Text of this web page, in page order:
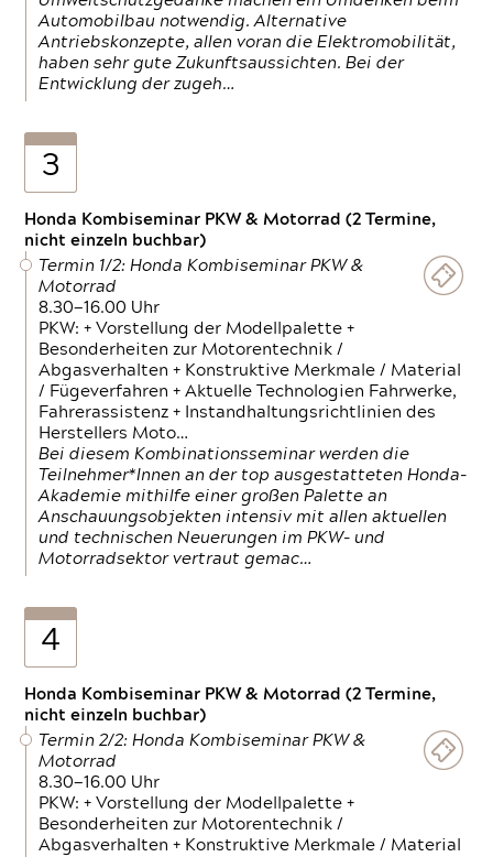
Automobilbau notwendig. Alternative
Antriebskonzepte, allen voran die Elektromobilität,
haben sehr gute Zukunftsaussichten. Bei der
Entwicklung der zugeh…
3
Honda Kombiseminar PKW & Motorrad (2 Termine,
nicht einzeln buchbar)
Termin 1/2: Honda Kombiseminar PKW &
Motorrad
8.30—16.00 Uhr
PKW: + Vorstellung der Modellpalette +
Besonderheiten zur Motorentechnik /
Abgasverhalten + Konstruktive Merkmale / Material
/ Fügeverfahren + Aktuelle Technologien Fahrwerke,
Fahrerassistenz + Instandhaltungsrichtlinien des
Herstellers Moto…
Bei diesem Kombinationsseminar werden die
Teilnehmer*Innen an der top ausgestatteten Honda-
Akademie mithilfe einer großen Palette an
Anschauungsobjekten intensiv mit allen aktuellen
und technischen Neuerungen im PKW- und
Motorradsektor vertraut gemac…
4
Honda Kombiseminar PKW & Motorrad (2 Termine,
nicht einzeln buchbar)
Termin 2/2: Honda Kombiseminar PKW &
Motorrad
8.30—16.00 Uhr
PKW: + Vorstellung der Modellpalette +
Besonderheiten zur Motorentechnik /
Abgasverhalten + Konstruktive Merkmale / Material